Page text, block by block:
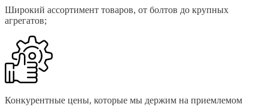
Широкий ассортимент товаров, от болтов до крупных
агрегатов;
Конкурентные цены, которые мы держим на приемлемом